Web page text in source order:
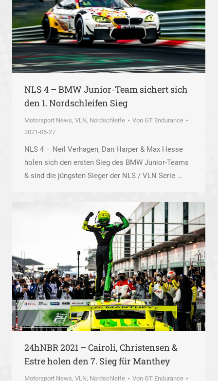
NLS 4 – BMW Junior-Team sichert sich
den 1. Nordschleifen Sieg
Motorsport News, VLN, Nordschleife Von GT Endurance
2021-06-27
NLS 4 – Neil Verhagen, Dan Harper & Max Hesse
holen sich den ersten Sieg des BMW Junior-Teams
& sind die jüngsten Sieger der NLS / VLN Serie …
24hNBR 2021 – Cairoli, Christensen &
Estre holen den 7. Sieg für Manthey
Motorsport News, VLN, Nordschleife Von GT Endurance